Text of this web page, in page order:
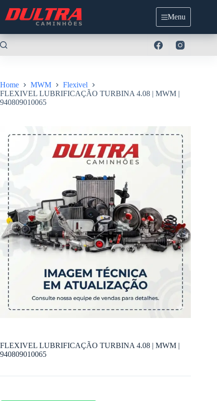
para
Menu
Home MWM
Flexivel
FLEXIVEL LUBRIFICAÇÃO TURBINA 4.08 | MWM |
940809010065
FLEXIVEL LUBRIFICAÇÃO TURBINA 4.08 | MWM |
940809010065